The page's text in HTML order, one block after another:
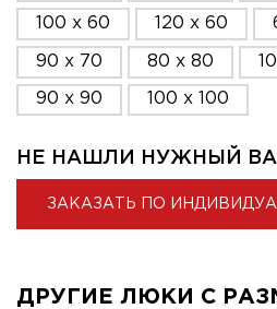
100 x 60 120 x 60
90 x 70 80 x 80
90 x 90 100 x 100
НЕ НАШЛИ НУЖНЫЙ
ЗАКАЗАТЬ ПО
ДРУГИЕ ЛЮКИ С